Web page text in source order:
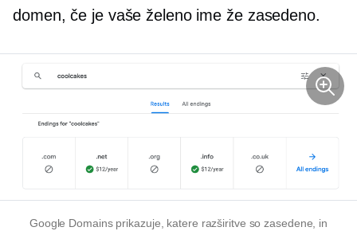
domen, če je vaše želeno ime že zasedeno.
Google Domains prikazuje, katere razširitve so zasedene, in